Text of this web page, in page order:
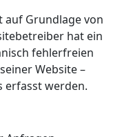
auf Grundlage von
hat ein
fehlerfreien
Website –
erfasst werden.